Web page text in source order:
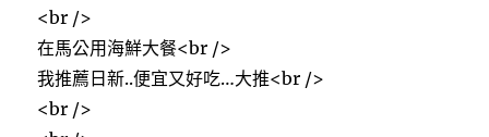
<br />
在馬公用海鮮大餐<br />
我推薦日新..便宜又好吃…大推<br />
<br />